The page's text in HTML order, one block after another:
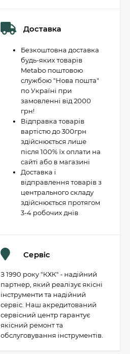
Доставка
Безкоштовна доставка
будь-яких товарів
Metabo поштовою
службою "Нова пошта"
по Україні при
замовленні від 2000
грн!
Відправка товарів
вартістю до 300грн
здійснюється лише
після 100% їх оплати на
сайті або в магазині
Доставка і
відправлення товарів з
центрального складу
здійснюється протягом
3-4 робочих днів
Сервіс
З 1990 року "КХК" - надійний
партнер, який реалізує якісні
інструменти та надійний
сервіс. Наш акредитований
сервісний центр гарантує
якісний ремонт та
обслуговування інструментів.